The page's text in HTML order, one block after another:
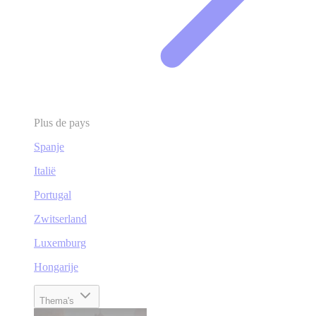
Plus de pays
Spanje
Italië
Portugal
Zwitserland
Luxemburg
Hongarije
Thema's